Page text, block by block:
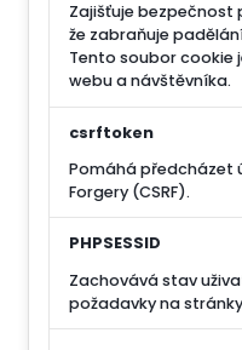
Zajišťuje bezpečnost
že zabraňuje
Tento soubor cookie
webu a návštěvníka.
csrftoken
Pomáhá předcházet
Forgery (CSRF).
PHPSESSID
Zachovává stav
požadavky na